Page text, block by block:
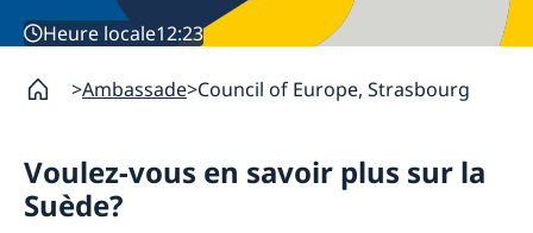
Heure locale12:23
Ambassade Council of Europe, Strasbourg
Voulez-vous en savoir plus sur la
Suède?